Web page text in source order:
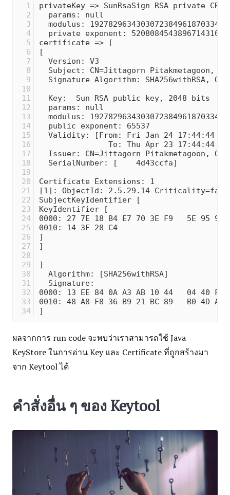
privateKey => SunRsaSign RSA private
  params: null
modulus:
private exponent:
certificate => [
[
  Version: V3
Subject: CN=Jittagorn Pitakmetagoon,
Signature Algorithm: SHA256withRSA,
  Key:  Sun RSA public key, 2048 bits
  params: null
modulus:
  public exponent: 65537
Validity: [From: Fri Jan 24 17:44:44
To: Thu Apr 23 17:44:44
Issuer: CN=Jittagorn Pitakmetagoon,
  SerialNumber: [    4d43ccfa]
Certificate Extensions: 1
[1]: ObjectId: 2.5.29.14
SubjectKeyIdentifier [
KeyIdentifier [
0000: 27 7E 18 B4 E7 70 3E F9   5E 95
0010: 14 3F 28 C4
]
]
]
  Algorithm: [SHA256withRSA]
  Signature:
0000: 13 EE 84 0A A3 AB 10 44   04 40
0010: 48 A8 F8 36 B9 21 BC 89   B0 4D
]
ผลจากการ run code จะพบว่าเราสามารถใช้ Java
KeyStore ในการอ่าน Key และ Certificate ที่ถูกสร้างมา
จาก Keytool ได้
คำสั่งอื่น ๆ ของ Keytool